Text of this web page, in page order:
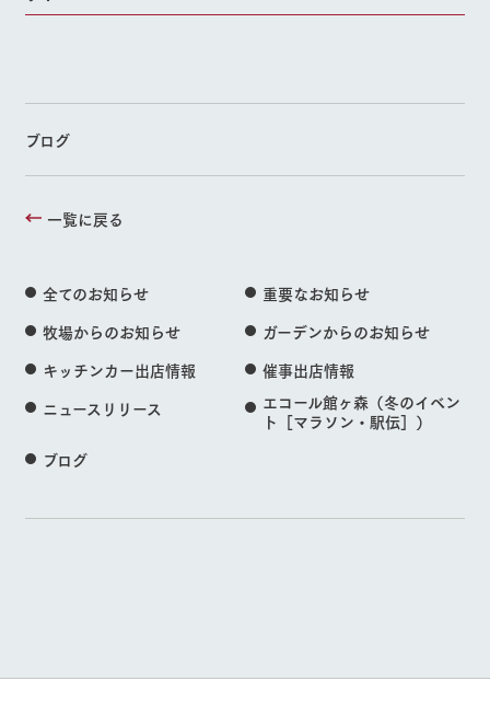
ブログ
一覧に戻る
全てのお知らせ
重要なお知らせ
牧場からのお知らせ
ガーデンからのお知らせ
キッチンカー出店情報
催事出店情報
ニュースリリース
エコール館ヶ森（冬のイベン
ト［マラソン・駅伝］）
ブログ